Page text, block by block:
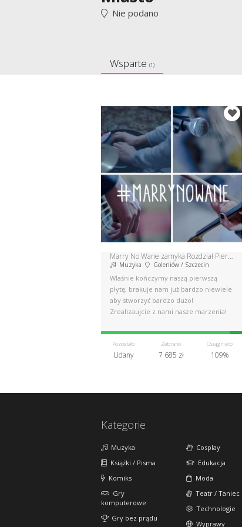
Nie podano
Wsparte (1)
Marry No Wane zamyka Rozdział Pierwszy
Muzyka Goleniów / Szczecin
Właśnie kończymy naszą pierwszą
płytę, brakuje nam już bardzo niewiele
aby stworzyć bardzo dużo!
Zrealizaujcie z nami nasze marzenia!
Pozostało
Udany
Zebrano
7 685 zł
Osiągnięto
109%
Kategorie
Muzyka
Książki / Pisma
Komiks
Gry
komputerowe
Gry bez prądu
Cosplay
Edukacja
Moda
Teatr / Taniec
Technologie
Wyprawy